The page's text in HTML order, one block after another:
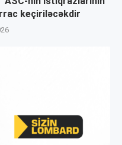
keçiriləcəkdir